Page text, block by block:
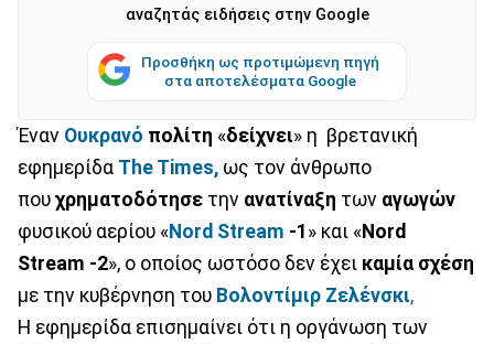
αναζητάς ειδήσεις στην Google
Προσθήκη ως προτιμώμενη πηγή
στα αποτελέσματα Google
Έναν Ουκρανό πολίτη «δείχνει» η βρετανική
εφημερίδα The Times, ως τον άνθρωπο
που χρηματοδότησε την ανατίναξη των αγωγών
φυσικού αερίου «Nord Stream -1 » και «Nord
Stream -2», ο οποίος ωστόσο δεν έχει καμία σχέση
με την κυβέρνηση του Βολοντίμιρ Ζελένσκι,
Η εφημερίδα επισημαίνει ότι η οργάνωση των